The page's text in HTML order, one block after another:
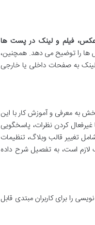
عکس، فیلم و لینک در پست ها
ها را توضیح می دهد. همچنین،
به صفحات داخلی یا خارجی
بخش به معرفی و آموزش کار با این
غیرفعال کردن نظرات، پاسخگویی
تغییر قالب وبلاگ، تنظیمات
لازم است، به تفصیل شرح داده
را برای کاربران مبتدی قابل